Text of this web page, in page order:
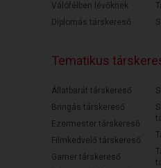
Válófélben lévőknek
Diplomás társkereső
Tematikus
Állatbarát társkereső
Bringás társkereső
Ezermester társkereső
Filmkedvelő társkereső
Gamer társkereső